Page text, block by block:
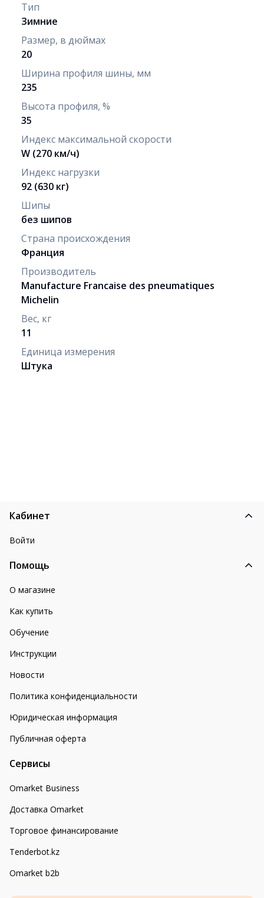
Тип
Зимние
Размер, в дюймах
20
Ширина профиля шины, мм
235
Высота профиля, %
35
Индекс максимальной скорости
W (270 км/ч)
Индекс нагрузки
92 (630 кг)
Шипы
без шипов
Страна происхождения
Франция
Производитель
Manufacture Francaise des pneumatiques
Michelin
Вес, кг
11
Единица измерения
Штука
Кабинет
Войти
Помощь
О магазине
Как купить
Обучение
Инструкции
Новости
Политика конфиденциальности
Юридическая информация
Публичная оферта
Сервисы
Omarket Business
Доставка Omarket
Торговое финансирование
Tenderbot.kz
Omarket b2b